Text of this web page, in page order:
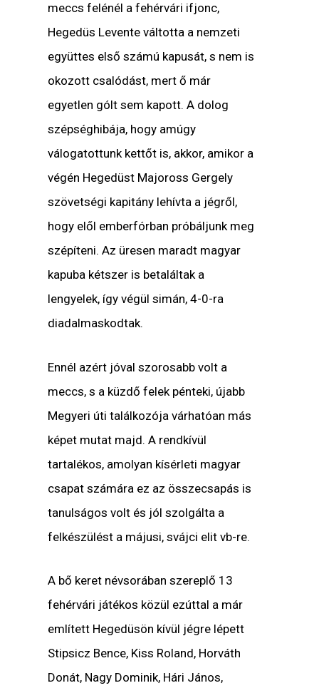
meccs felénél a fehérvári ifjonc,
Hegedüs Levente váltotta a nemzeti
együttes első számú kapusát, s nem is
okozott csalódást, mert ő már
egyetlen gólt sem kapott. A dolog
szépséghibája, hogy amúgy
válogatottunk kettőt is, akkor, amikor a
végén Hegedüst Majoross Gergely
szövetségi kapitány lehívta a jégről,
hogy elől emberfórban próbáljunk meg
szépíteni. Az üresen maradt magyar
kapuba kétszer is betaláltak a
lengyelek, így végül simán, 4-0-ra
diadalmaskodtak.
Ennél azért jóval szorosabb volt a
meccs, s a küzdő felek pénteki, újabb
Megyeri úti találkozója várhatóan más
képet mutat majd. A rendkívül
tartalékos, amolyan kísérleti magyar
csapat számára ez az összecsapás is
tanulságos volt és jól szolgálta a
felkészülést a májusi, svájci elit vb-re.
A bő keret névsorában szereplő 13
fehérvári játékos közül ezúttal a már
említett Hegedüsön kívül jégre lépett
Stipsicz Bence, Kiss Roland, Horváth
Donát, Nagy Dominik, Hári János,